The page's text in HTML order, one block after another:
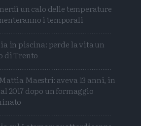
un calo delle temperature
i temporali
in piscina: perde la vita un
di Trento
Maestri: aveva 13 anni, in
2017 dopo un formaggio